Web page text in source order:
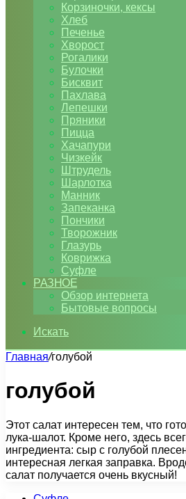
Корзиночки, кексы
Хлеб
Печенье
Хворост
Рогалики
Булочки
Бисквит
Пахлава
Лепешки
Пряники
Пицца
Хачапури
Чизкейк
Штрудель
Шарлотка
Манник
Запеканка
Пончики
Творожник
Глазурь
Коврижка
Суфле
РАЗНОЕ
Обзор интернета
Бытовые вопросы
Искать
Главная/голубой
голубой
Этот салат интересен тем, что
лука-шалот. Кроме него, здесь
ингредиента: сыр с голубой
интересная легкая заправка.
салат получается очень вкусный!